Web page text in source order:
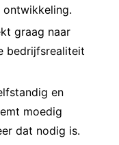
ontwikkeling.
graag naar
bedrijfsrealiteit
en
moedig
dat nodig is.